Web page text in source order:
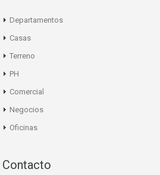
Departamentos
Casas
Terreno
PH
Comercial
Negocios
Oficinas
Contacto